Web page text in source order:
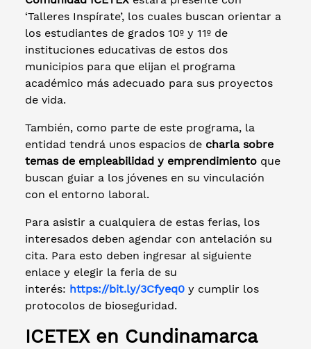
‘Talleres Inspírate’, los cuales buscan orientar a
los estudiantes de grados 10º y 11º de
instituciones educativas de estos dos
municipios para que elijan el programa
académico más adecuado para sus proyectos
de vida.
También, como parte de este programa, la
entidad tendrá unos espacios de charla sobre
temas de empleabilidad y emprendimiento que
buscan guiar a los jóvenes en su vinculación
con el entorno laboral.
Para asistir a cualquiera de estas ferias, los
interesados deben agendar con antelación su
cita. Para esto deben ingresar al siguiente
enlace y elegir la feria de su
interés: https://bit.ly/3Cfyeq0 y cumplir los
protocolos de bioseguridad.
ICETEX en Cundinamarca